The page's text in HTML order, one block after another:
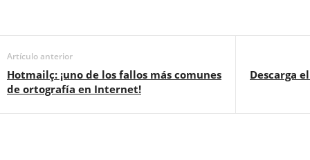
Artículo anterior
Hotmailç: ¡uno de los fallos más comunes
de ortografía en Internet!
Descarga